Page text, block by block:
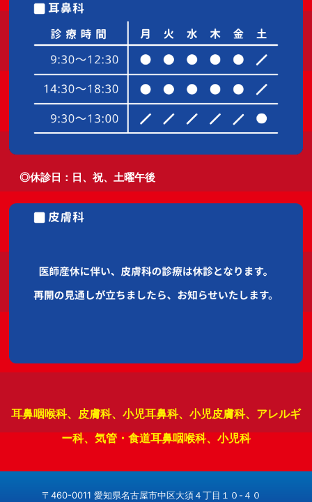
◎休診日：日、祝、土曜午後
耳鼻咽喉科、皮膚科、小児耳鼻科、小児皮膚科、アレルギ
ー科、気管・食道耳鼻咽喉科、小児科
〒460-0011 愛知県名古屋市中区大須４丁目１０-４０